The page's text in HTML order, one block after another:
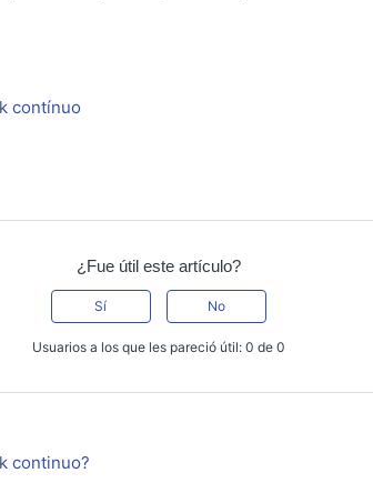
contínuo
¿Fue útil este artículo?
Sí No
Usuarios a los que les pareció útil: 0 de 0
continuo?